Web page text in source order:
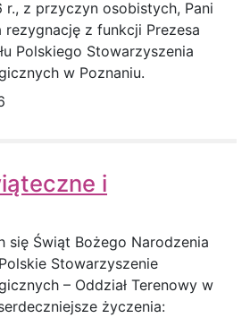
r., z przyczyn osobistych, Pani
rezygnację z funkcji Prezesa
Polskiego Stowarzyszenia
w Poznaniu.
i
się Świąt Bożego Narodzenia
Stowarzyszenie
– Oddział Terenowy w
życzenia: